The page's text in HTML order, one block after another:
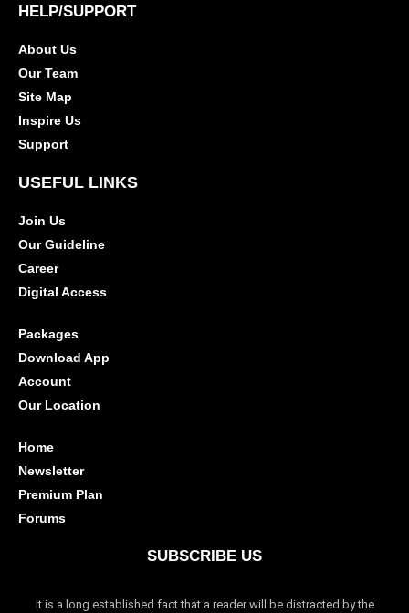
HELP/SUPPORT
About Us
Our Team
Site Map
Inspire Us
Support
USEFUL LINKS
Join Us
Our Guideline
Career
Digital Access
Packages
Download App
Account
Our Location
Home
Newsletter
Premium Plan
Forums
SUBSCRIBE US
It is a long established fact that a reader will be distracted by the